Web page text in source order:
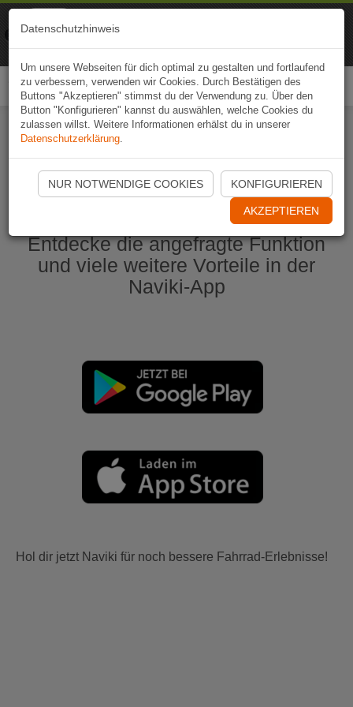
Naviki App jetzt öffnen
Entdecke die angefragte Funktion
und viele weitere Vorteile in der
Naviki-App
Hol dir jetzt Naviki für noch bessere Fahrrad-Erlebnisse!
Datenschutzhinweis
Um unsere Webseiten für dich optimal zu gestalten und fortlaufend
zu verbessern, verwenden wir Cookies. Durch Bestätigen des
Buttons "Akzeptieren" stimmst du der Verwendung zu. Über den
Button "Konfigurieren" kannst du auswählen, welche Cookies du
zulassen willst. Weitere Informationen erhälst du in unserer
Datenschutzerklärung.
NUR NOTWENDIGE COOKIES KONFIGURIEREN
AKZEPTIEREN
Naviki